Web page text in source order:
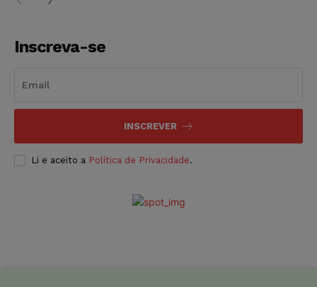
Inscreva-se
INSCREVER
Li e aceito a Política de Privacidade.